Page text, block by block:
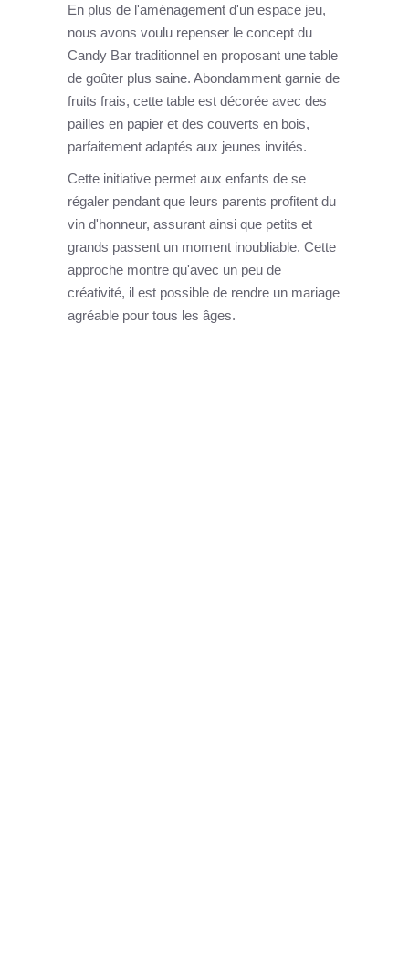
En plus de l'aménagement d'un espace jeu,
nous avons voulu repenser le concept du
Candy Bar traditionnel en proposant une table
de goûter plus saine. Abondamment garnie de
fruits frais, cette table est décorée avec des
pailles en papier et des couverts en bois,
parfaitement adaptés aux jeunes invités.
Cette initiative permet aux enfants de se
régaler pendant que leurs parents profitent du
vin d'honneur, assurant ainsi que petits et
grands passent un moment inoubliable. Cette
approche montre qu'avec un peu de
créativité, il est possible de rendre un mariage
agréable pour tous les âges.